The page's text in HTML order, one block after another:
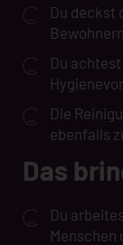
Du deckst
Du
Die
ebenfalls
Das
Du
Menschen